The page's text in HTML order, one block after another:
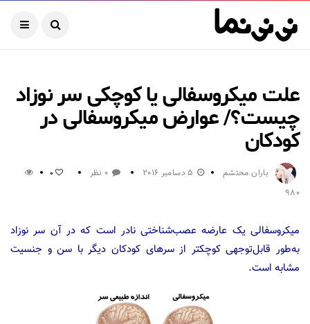
علت میکروسفالی یا کوچکی سر نوزاد
چیست؟/ عوارض میکروسفالی در
کودکان
باران محتشم 5 دسامبر 2016 0 نظر 0
980
میکروسفالی یک عارضه عصب‌شناختی نادر است که در آن سر نوزاد
به‌طور قابل‌توجهی کوچکتر از سرهای کودکان دیگر با سن و جنسیت
مشابه است.